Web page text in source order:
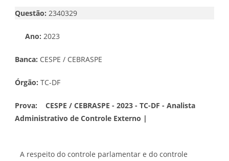
Questão: 2340329
Ano: 2023
Banca: CESPE / CEBRASPE
Órgão: TC-DF
Prova:
CESPE / CEBRASPE - 2023 - TC-DF - Analista
Administrativo de Controle Externo |
A respeito do controle parlamentar e do controle